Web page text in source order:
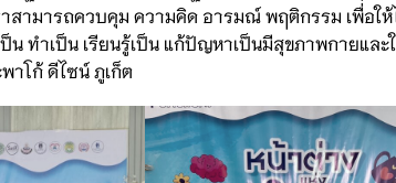
สามารถควบคุม ความคิด อารมณ์ พฤติกรรม เพื่อใ
ทำเป็น เรียนรู้เป็น แก้ปัญหาเป็นมีสุขภาพกายและ
าโก้ ดีไซน์ ภูเก็ต